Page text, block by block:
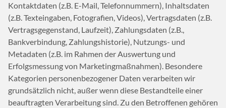
Kontaktdaten (z.B. E-Mail, Telefonnummern), Inhaltsdaten
(z.B. Texteingaben, Fotografien, Videos), Vertragsdaten (z.B.
Vertragsgegenstand, Laufzeit), Zahlungsdaten (z.B.,
Bankverbindung, Zahlungshistorie), Nutzungs- und
Metadaten (z.B. im Rahmen der Auswertung und
Erfolgsmessung von Marketingmaßnahmen). Besondere
Kategorien personenbezogener Daten verarbeiten wir
grundsätzlich nicht, außer wenn diese Bestandteile einer
beauftragten Verarbeitung sind. Zu den Betroffenen gehören